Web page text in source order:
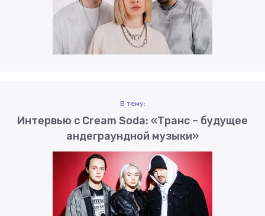
В тему:
Интервью с Cream Soda: «Транс – будущее
андеграундной музыки»